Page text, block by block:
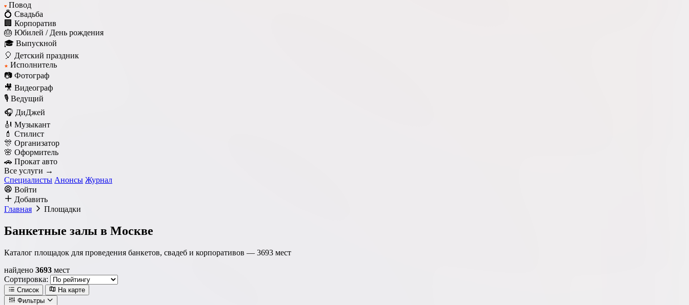
♥ Повод
💍 Свадьба
🏢 Корпоратив
🎂 Юбилей / День рождения
🎓 Выпускной
🎈 Детский праздник
★ Исполнитель
📷 Фотограф
🎥 Видеограф
🎙️ Ведущий
🎧 ДиДжей
🎻 Музыкант
💄 Стилист
🎊 Организатор
🌸 Оформитель
🚗 Прокат авто
Все услуги →
Специалисты Анонсы Журнал
Войти
Добавить
Главная
Площадки
Банкетные залы в Москве
Каталог площадок для проведения банкетов, свадеб и корпоративов — 3693 мест
найдено 3693 мест
Сортировка:
Список
На карте
Фильтры